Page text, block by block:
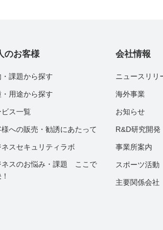
のお客様
・課題から探す
用途から探す
ス一覧
様への販売・勧誘にあたって
ネスセキュリティラボ
ネスのお悩み・課題 ここで
会社情報
ニュースリリ
海外事業
お知らせ
R&D研究開発
事業所案内
スポーツ活動
主要関係会社